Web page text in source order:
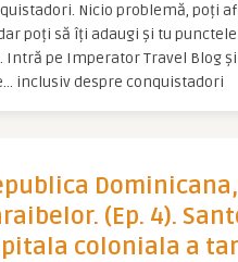
Nicio problemă, poți
poți să îți adaugi și tu
pe Imperator Travel Blog
inclusiv despre conquistadori
(Ep. 4).
coloniala a